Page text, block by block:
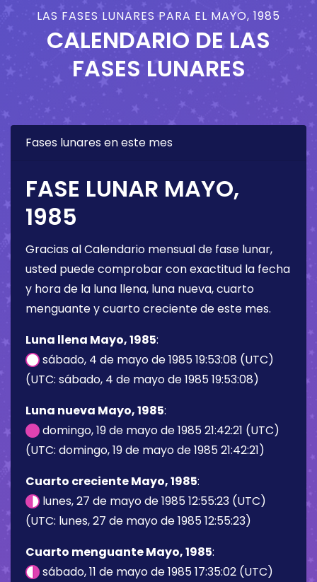
LAS FASES LUNARES PARA EL MAYO, 1985
CALENDARIO DE LAS
FASES LUNARES
Fases lunares en este mes
FASE LUNAR MAYO,
1985
Gracias al Calendario mensual de fase lunar,
usted puede comprobar con exactitud la fecha
y hora de la luna llena, luna nueva, cuarto
menguante y cuarto creciente de este mes.
Luna llena Mayo, 1985:
sábado, 4 de mayo de 1985 19:53:08 (UTC)
(UTC: sábado, 4 de mayo de 1985 19:53:08)
Luna nueva Mayo, 1985:
domingo, 19 de mayo de 1985 21:42:21 (UTC)
(UTC: domingo, 19 de mayo de 1985 21:42:21)
Cuarto creciente Mayo, 1985:
lunes, 27 de mayo de 1985 12:55:23 (UTC)
(UTC: lunes, 27 de mayo de 1985 12:55:23)
Cuarto menguante Mayo, 1985:
sábado, 11 de mayo de 1985 17:35:02 (UTC)